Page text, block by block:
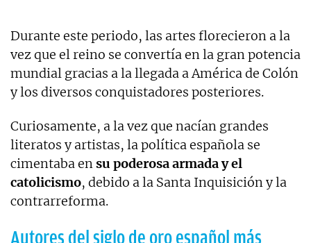
Durante este periodo, las artes florecieron a la
vez que el reino se convertía en la gran potencia
mundial gracias a la llegada a América de Colón
y los diversos conquistadores posteriores.
Curiosamente, a la vez que nacían grandes
literatos y artistas, la política española se
cimentaba ensu poderosa armada y el
catolicismo, debido a la Santa Inquisición y la
contrarreforma.
Autores del siglo de oro español más